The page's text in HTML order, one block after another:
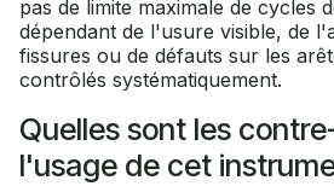
pas de limite maximale de cycles
dépendant de l'usure visible, de
fissures ou de défauts sur les
contrôlés systématiquement.
Quelles sont les
l'usage de cet